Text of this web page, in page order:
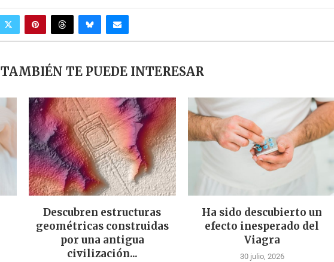
TAMBIÉN TE PUEDE INTERESAR
Descubren estructuras
geométricas construidas
por una antigua
civilización...
Ha sido descubierto un
efecto inesperado del
Viagra
30 julio, 2026